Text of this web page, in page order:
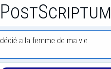
PostScriptum
dédié a la femme de ma vie